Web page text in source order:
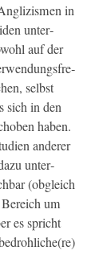
in
unter­
auf der
selb­st
sich in den
haben.
ander­er
unter­
(obgle­ich
um
es spricht